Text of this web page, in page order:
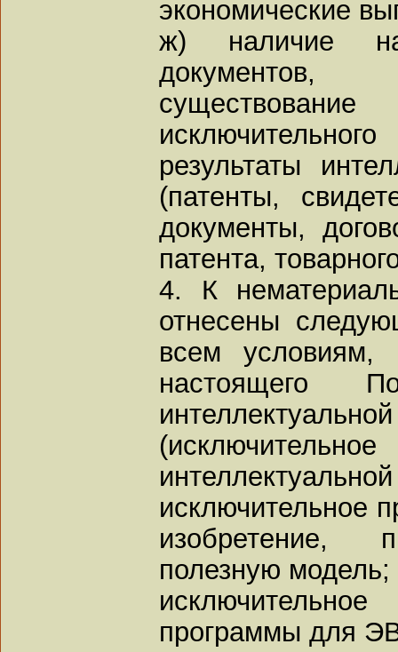
экономические
ж) наличие
результаты
(патенты,
документы,
патента,
4. К
отнесены
всем условиям,
настоящего
исключительное
изобретение,
полезную модель;
программы для